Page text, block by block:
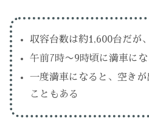
収容台数は約1,600台だが
午前7時〜9時頃に満車に
一度満車になると、空き
こともある